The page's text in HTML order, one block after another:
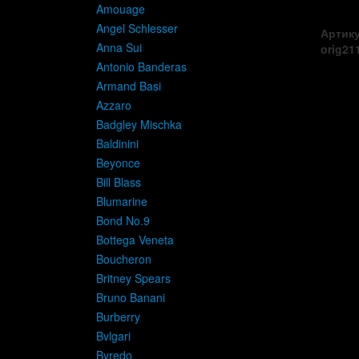
Amouage
Angel Schlesser
Anna Sui
Antonio Banderas
Armand Basi
Azzaro
Badgley Mischka
Baldinini
Beyonce
Bill Blass
Blumarine
Bond No.9
Bottega Veneta
Boucheron
Britney Spears
Bruno Banani
Burberry
Bvlgari
Byredo